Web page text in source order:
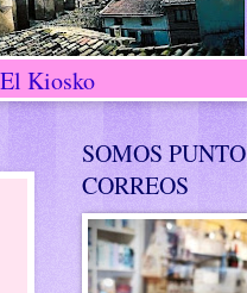
Kiosko
SOMOS PUNTO
CORREOS